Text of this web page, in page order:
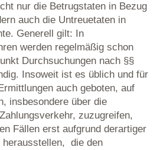
nur die Betrugstaten in Bezug
auch die Untreuetaten in
Generell gilt: In
werden regelmäßig schon
Durchsuchungen nach §§
Insoweit ist es üblich und für
auch geboten, auf
insbesondere über die
zuzugreifen,
Fällen erst aufgrund derartiger
herausstellen, die den